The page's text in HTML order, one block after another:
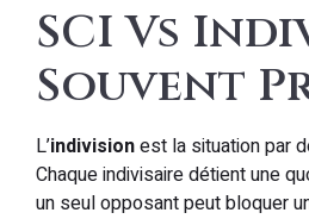
SCI Vs
Souvent
L’indivisionest la situation par
Chaque indivisaire détient une
un seul opposant peut bloquer